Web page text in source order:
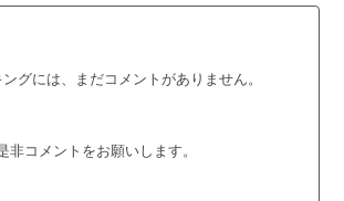
グには、まだコメントがありません。
非コメントをお願いします。